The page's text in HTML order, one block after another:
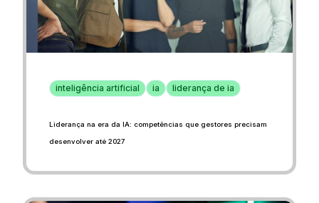
inteligência artificial ia liderança de ia
Liderança na era da IA: competências que gestores precisam
desenvolver até 2027